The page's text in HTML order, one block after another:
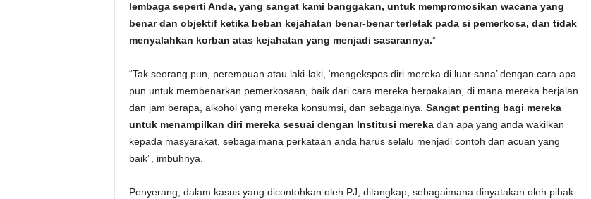
lembaga seperti Anda, yang sangat kami banggakan, untuk mempromosikan wacana yang
benar dan objektif ketika beban kejahatan benar-benar terletak pada si pemerkosa, dan tidak
menyalahkan korban atas kejahatan yang menjadi sasarannya.”
“Tak seorang pun, perempuan atau laki-laki, ‘mengekspos diri mereka di luar sana’ dengan cara apa
pun untuk membenarkan pemerkosaan, baik dari cara mereka berpakaian, di mana mereka berjalan
dan jam berapa, alkohol yang mereka konsumsi, dan sebagainya. Sangat penting bagi mereka
untuk menampilkan diri mereka sesuai dengan Institusi merekadan apa yang anda wakilkan
kepada masyarakat, sebagaimana perkataan anda harus selalu menjadi contoh dan acuan yang
baik”, imbuhnya.
Penyerang, dalam kasus yang dicontohkan oleh PJ, ditangkap, sebagaimana dinyatakan oleh pihak